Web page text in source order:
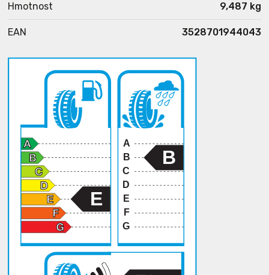
Hmotnost 9,487 kg
EAN 3528701944043
A
B
C
D
E
F
G
E
B